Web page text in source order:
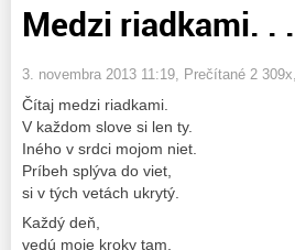
Medzi riadkami. . .
3. novembra 2013 11:19 , Prečítané 2 309x,
Čítaj medzi riadkami.
V každom slove si len ty.
Iného v srdci mojom niet.
Príbeh splýva do viet,
si v tých vetách ukrytý.
Každý deň,
vedú moje kroky tam,